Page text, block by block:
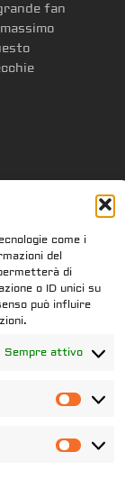
come i
del
di
o ID unici su
può influire
Sempre attivo
fan
fan
the
not